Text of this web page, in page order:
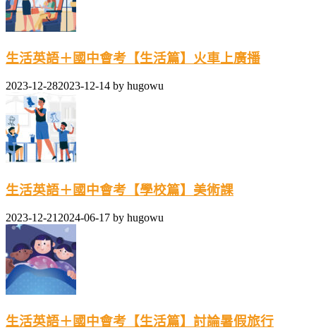
生活英語＋國中會考【生活篇】火車上廣播
2023-12-282023-12-14 by hugowu
生活英語＋國中會考【學校篇】美術課
2023-12-21 2024-06-17 by hugowu
生活英語＋國中會考【生活篇】討論暑假旅行